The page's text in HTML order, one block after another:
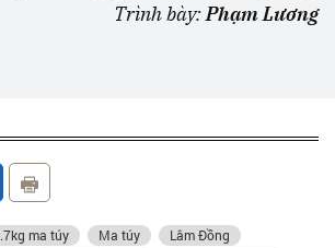
Trình bày:Phạm Lương
ma túy Ma túy
Lâm Đồng